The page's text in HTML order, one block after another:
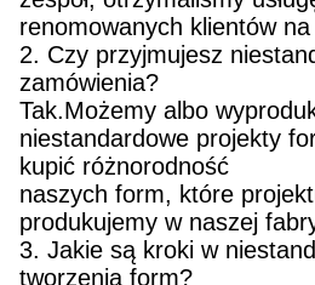
renomowanych klientów na
2. Czy przyjmujesz
zamówienia?
Tak.Możemy albo
niestandardowe projekty
kupić różnorodność
naszych form, które
produkujemy w naszej
3. Jakie są kroki w
tworzenia form?